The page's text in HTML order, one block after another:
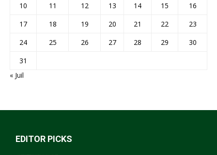
10
11 12 13 14 15
16
17
18 19 20 21 22
23
24
25 26 27 28 29
30
31
« Juil
EDITOR PICKS